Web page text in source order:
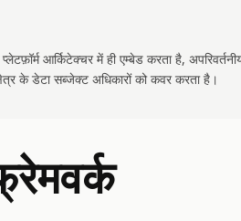
आर्किटेक्चर में ही एम्बेड करता है,
के डेटा सब्जेक्ट अधिकारों को कवर करता है।